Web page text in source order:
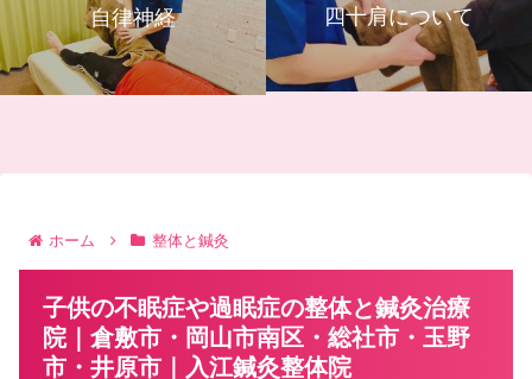
自律神経 四十肩について
ホーム 整体と鍼灸
子供の不眠症や過眠症の整体と鍼灸治療
院｜倉敷市・岡山市南区・総社市・玉野
市・井原市｜入江鍼灸整体院